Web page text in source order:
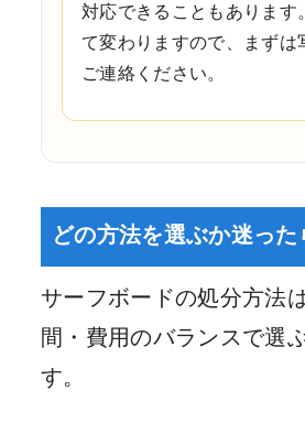
対応できることもあります
て変わりますので、まずは
ご連絡ください。
どの方法を選ぶか迷った
サーフボードの処分方法
間・費用のバランスで選
す。